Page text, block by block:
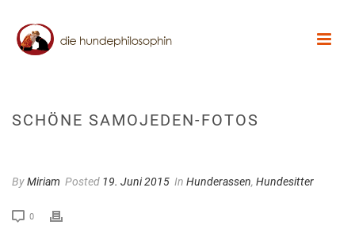
SCHÖNE SAMOJEDEN-FOTOS
ByMiriam Posted 19. Juni 2015 In Hunderassen, Hundesitter
0